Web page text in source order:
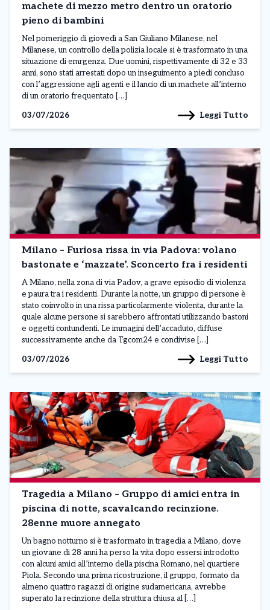
machete di mezzo metro dentro un oratorio
pieno di bambini
Nel pomeriggio di giovedì a San Giuliano Milanese, nel
Milanese, un controllo della polizia locale si è trasformato in una
situazione di emrgenza. Due uomini, rispettivamente di 32 e 33
anni, sono stati arrestati dopo un inseguimento a piedi concluso
con l’aggressione agli agenti e il lancio di un machete all’interno
di un oratorio frequentato […]
03/07/2026
Leggi Tutto
Milano – Furiosa rissa in via Padova: volano
bastonate e ‘mazzate’. Sconcerto fra i residenti
A Milano, nella zona di via Padov, a grave episodio di violenza
e paura tra i residenti. Durante la notte, un gruppo di persone è
stato coinvolto in una rissa particolarmente violenta, durante la
quale alcune persone si sarebbero affrontati utilizzando bastoni
e oggetti contundenti. Le immagini dell’accaduto, diffuse
successivamente anche da Tgcom24 e condivise […]
03/07/2026
Leggi Tutto
Tragedia a Milano – Gruppo di amici entra in
piscina di notte, scavalcando recinzione.
28enne muore annegato
Un bagno notturno si è trasformato in tragedia a Milano, dove
un giovane di 28 anni ha perso la vita dopo essersi introdotto
con alcuni amici all’interno della piscina Romano, nel quartiere
Piola. Secondo una prima ricostruzione, il gruppo, formato da
almeno quattro ragazzi di origine sudamericana, avrebbe
superato la recinzione della struttura chiusa al […]